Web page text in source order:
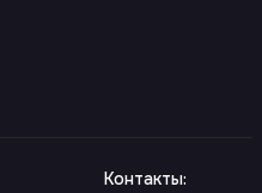
Контакты: